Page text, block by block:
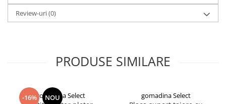
Review-uri(0)
PRODUSE SIMILARE
-16% NOU
gomadina Select gomadina Select